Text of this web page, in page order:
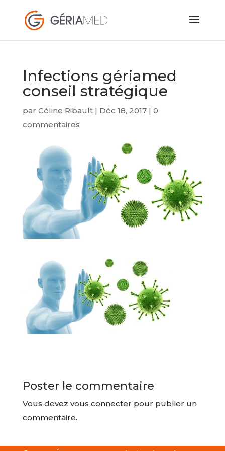
Infections gériamed
conseil stratégique
par Céline Ribault| Déc 18, 2017| 0
commentaires
Poster le commentaire
Vous devez vous connecter pour publier un
commentaire.